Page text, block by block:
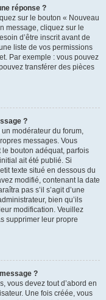
réponse ?
sur le bouton « Nouveau
message, cliquez sur le
d’être inscrit avant de
liste de vos permissions
Par exemple : vous pouvez
transférer des pièces
?
modérateur du forum,
messages. Vous
bouton adéquat, parfois
ait été publié. Si
texte situé en dessous du
modifié, contenant la date
pas s’il s’agit d’une
bien qu’ils
modification. Veuillez
supprimer leur propre
?
vous devez tout d’abord en
Une fois créée, vous